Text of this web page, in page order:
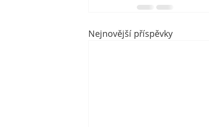
Nejnovější příspěvky